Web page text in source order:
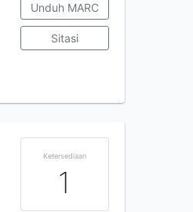
Unduh MARC
Sitasi
Ketersediaan
1